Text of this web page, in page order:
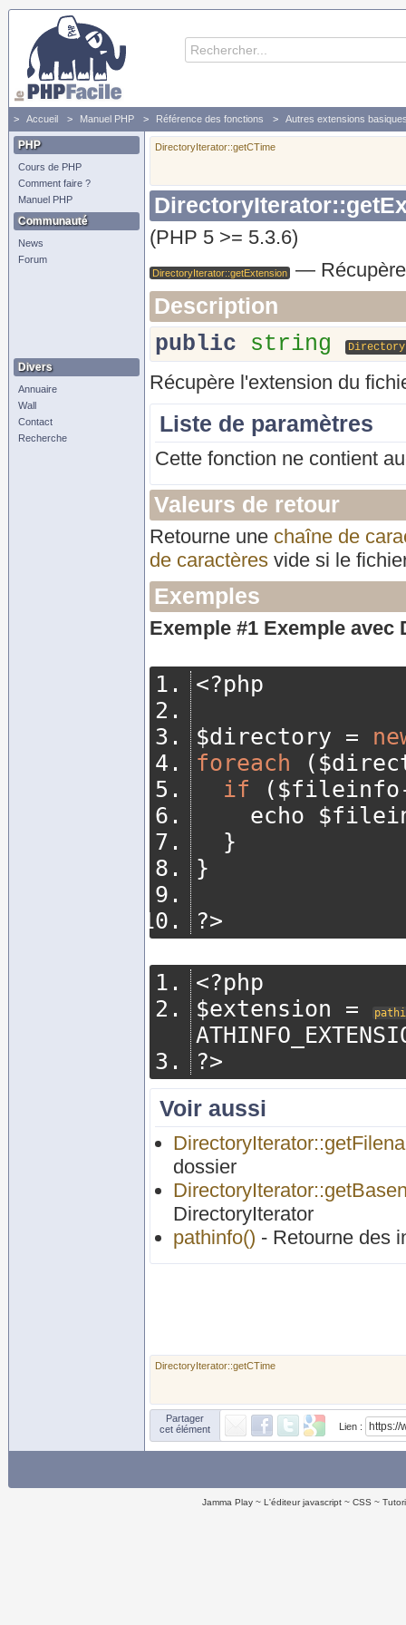
Accueil Manuel PHP Référence des fonctions Autres extensions
PHP
Cours de PHP
Comment faire ?
Manuel PHP
Communauté
News
Forum
Divers
Annuaire
Wall
Contact
Recherche
DirectoryIterator::getCTime
(PHP 5 >= 5.3.6)
DirectoryIterator::getExtension —
Description
public
string
Récupère l'extension du
Liste de paramètres
Cette fonction ne contient
Valeurs de retour
Retourne une chaîne de
de caractères vide si le
Exemples
Exemple #1 Exemple avec
<?php
$directory =
foreach
(
if
( $fileinfo
echo
}
}
?>
<?php
$extension =
?>
Voir aussi
dossier
DirectoryIterator
pathinfo() - Retourne des
DirectoryIterator::getCTime
Partager
cet élément
Lien :
Jamma Play L'éditeur javascript CSS